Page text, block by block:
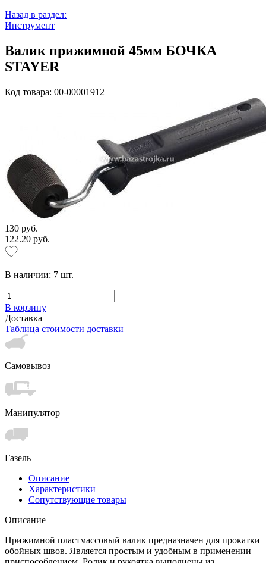
Назад в раздел:
Инструмент
Валик прижимной 45мм БОЧКА
STAYER
Код товара: 00-00001912
130 руб.
122.20 руб.
В наличии: 7 шт.
В корзину
Доставка
Таблица стоимости доставки
Самовывоз
Манипулятор
Газель
Описание
Характеристики
Сопутствующие товары
Описание
Прижимной пластмассовый валик предназначен для прокатки
обойных швов. Является простым и удобным в применении